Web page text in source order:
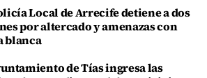
Local de Arrecife detiene a dos
por altercado y amenazas con
blanca
de Tías ingresa las